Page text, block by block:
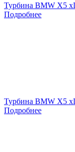
Турбина BMW X5
Подробнее
Турбина BMW X5
Подробнее